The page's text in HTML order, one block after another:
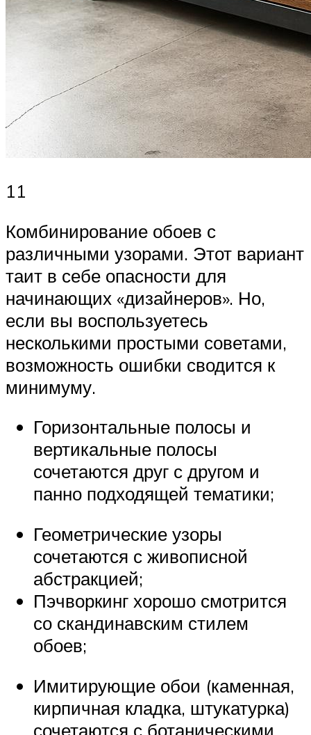
11
Комбинирование обоев с
различными узорами. Этот вариант
таит в себе опасности для
начинающих «дизайнеров». Но,
если вы воспользуетесь
несколькими простыми советами,
возможность ошибки сводится к
минимуму.
Горизонтальные полосы и
вертикальные полосы
сочетаются друг с другом и
панно подходящей тематики;
Геометрические узоры
сочетаются с живописной
абстракцией;
Пэчворкинг хорошо смотрится
со скандинавским стилем
обоев;
Имитирующие обои (каменная,
кирпичная кладка, штукатурка)
сочетаются с ботаническими